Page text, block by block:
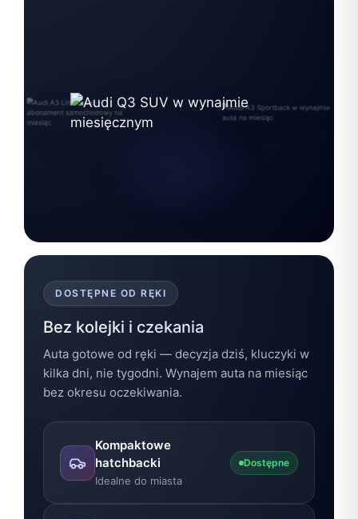
DOSTĘPNE OD RĘKI
Bez kolejki i czekania
Auta gotowe od ręki — decyzja dziś, kluczyki w
kilka dni, nie tygodni. Wynajem auta na miesiąc
bez okresu oczekiwania.
Kompaktowe
hatchbacki
Idealne do miasta
Dostępne